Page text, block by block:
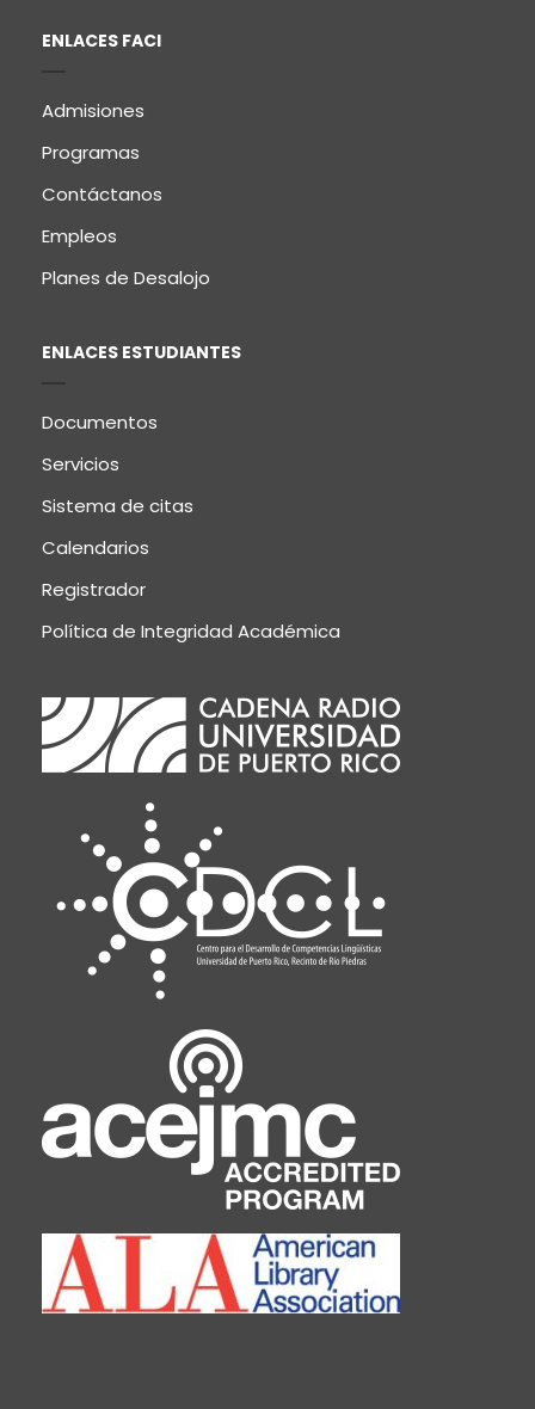
ENLACES FACI
Admisiones
Programas
Contáctanos
Empleos
Planes de Desalojo
ENLACES ESTUDIANTES
Documentos
Servicios
Sistema de citas
Calendarios
Registrador
Política de Integridad Académica